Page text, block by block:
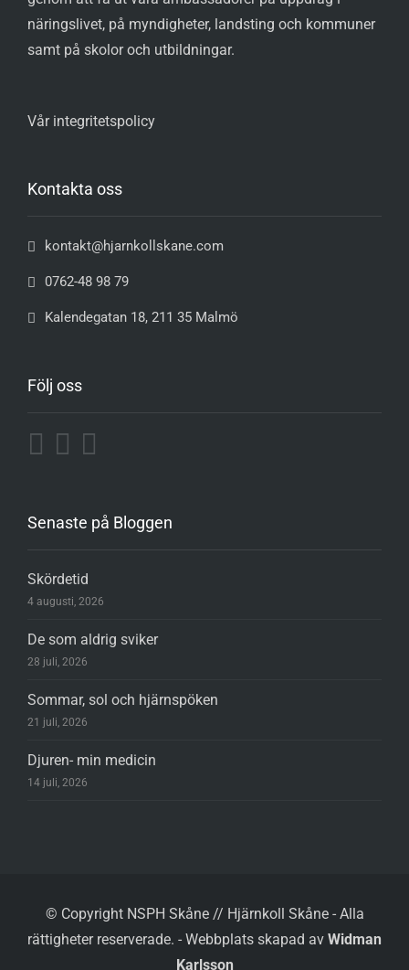
näringslivet, på myndigheter, landsting och kommuner
samt på skolor och utbildningar.
Vår integritetspolicy
Kontakta oss
kontakt@hjarnkollskane.com
0762-48 98 79
Kalendegatan 18, 211 35 Malmö
Följ oss
Senaste på Bloggen
Skördetid
4 augusti, 2026
De som aldrig sviker
28 juli, 2026
Sommar, sol och hjärnspöken
21 juli, 2026
Djuren- min medicin
14 juli, 2026
© Copyright NSPH Skåne // Hjärnkoll Skåne - Alla
rättigheter reserverade. - Webbplats skapad av Widman
Karlsson